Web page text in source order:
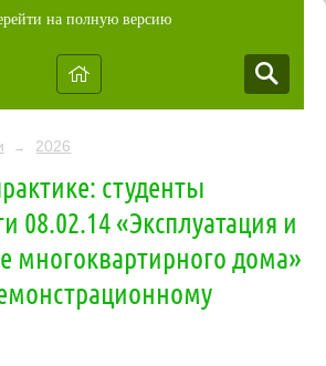
на полную версию
→ 2026
студенты
08.02.14 «Эксплуатация и
многоквартирного дома»